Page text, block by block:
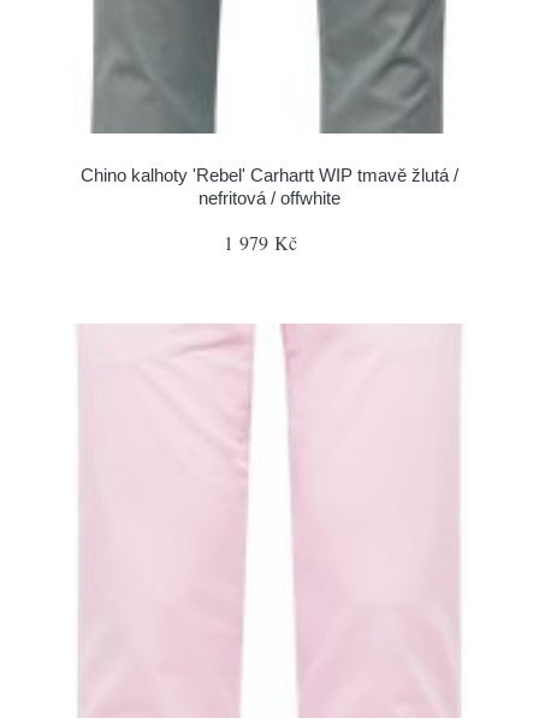
Chino kalhoty 'Rebel' Carhartt WIP tmavě žlutá /
nefritová / offwhite
1 979 Kč